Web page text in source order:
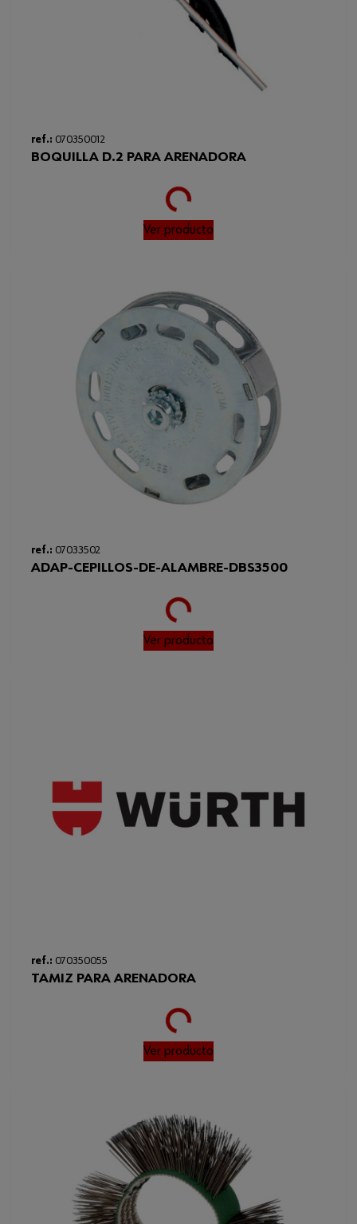
ref.: 070350012
BOQUILLA D.2 PARA ARENADORA
Loading...
Ver producto
ref.: 07033502
ADAP-CEPILLOS-DE-ALAMBRE-DBS3500
Loading...
Ver producto
ref.: 070350055
TAMIZ PARA ARENADORA
Loading...
Ver producto